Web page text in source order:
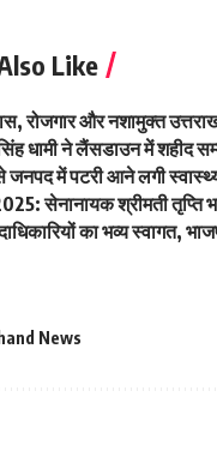
Like
रोजगार और नशामुक्त
धामी ने लैंसडाउन में शहीद
जनपद में पटरी आने लगी
सेनानायक श्रीमती तृप्ति
का भव्य स्वागत,
News